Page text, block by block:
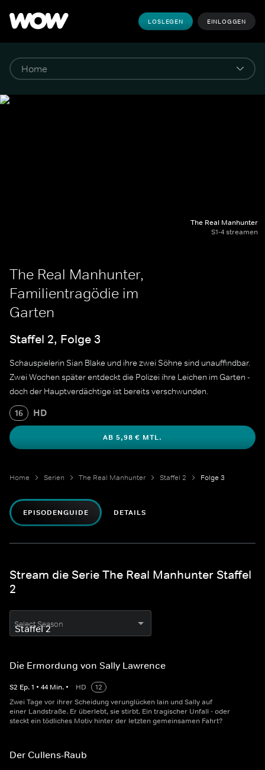
LOSLEGEN EINLOGGEN
The Real Manhunter
S1-4 streamen
The Real Manhunter,
Familientragödie im
Garten
Staffel 2, Folge 3
Schauspielerin Sian Blake und ihre zwei Söhne sind unauffindbar.
Zwei Wochen später entdeckt die Polizei ihre Leichen im Garten -
doch der Hauptverdächtige ist bereits verschwunden.
16 HD
AB 5,98 € MTL.
Home Serien The Real Manhunter Staffel 2 Folge 3
EPISODENGUIDE DETAILS
Stream die Serie The Real Manhunter Staffel
2
Select Season
Die Ermordung von Sally Lawrence
S2 Ep.1 • 44 Min. • HD
12
Zwei Tage vor ihrer Scheidung verunglücken Iain und Sally auf
einer Landstraße. Er überlebt, sie stirbt. Ein tragischer Unfall - oder
steckt ein tödliches Motiv hinter der letzten gemeinsamen Fahrt?
Der Cullens-Raub